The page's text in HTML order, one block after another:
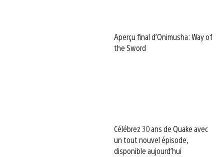
Aperçu final d’Onimusha: Way of
the Sword
Célébrez 30 ans de Quake avec
un tout nouvel épisode,
disponible aujourd’hui